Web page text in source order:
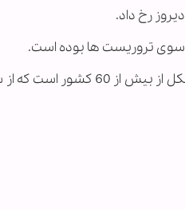
رخ داد.
سوی تروریست ها بوده است.